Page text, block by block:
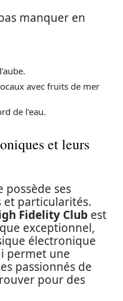
manquer en
avec fruits de mer
de l’eau.
et leurs
possède ses
et particularités.
Fidelity Club est
exceptionnel,
électronique
permet une
passionnés de
pour des